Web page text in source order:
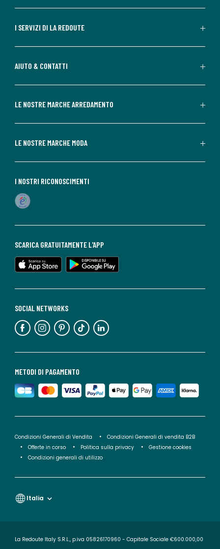
I SERVIZI DI LA REDOUTE
AIUTO & CONTATTI
LE NOSTRE MARCHE ARREDAMENTO
LE NOSTRE MARCHE MODA
METODI DI PAGAMENTO
SOCIAL NETWORKS
SCARICA GRATUITAMENTE L'APP
I NOSTRI RICONOSCIMENTI
Condizioni Generali di Vendita
Condizioni Generali di vendita B2B
Offerte in corso
Politica sulla privacy
Gestione cookies
Condizioni generali di utilizzo
Italia
La Redoute Italy S.R.L., p.iva 05826170960 - Capitale Sociale €600.000,00